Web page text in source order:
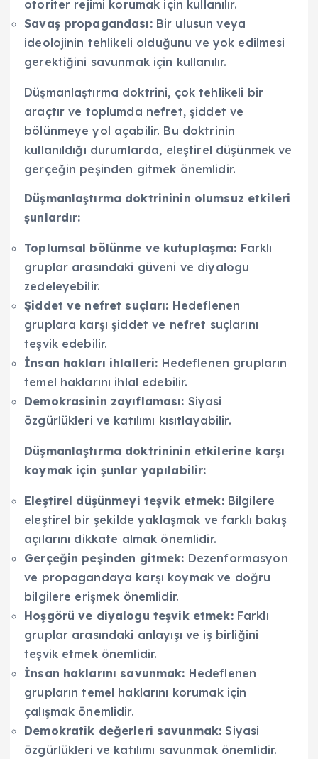
otoriter rejimi korumak için kullanılır.
Savaş propagandası:Bir ulusun veya
ideolojinin tehlikeli olduğunu ve yok edilmesi
gerektiğini savunmak için kullanılır.
Düşmanlaştırma doktrini, çok tehlikeli bir
araçtır ve toplumda nefret, şiddet ve
bölünmeye yol açabilir. Bu doktrinin
kullanıldığı durumlarda, eleştirel düşünmek ve
gerçeğin peşinden gitmek önemlidir.
Düşmanlaştırma doktrininin olumsuz etkileri
şunlardır:
Toplumsal bölünme ve kutuplaşma: Farklı
gruplar arasındaki güveni ve diyalogu
zedeleyebilir.
Şiddet ve nefret suçları: Hedeflenen
gruplara karşı şiddet ve nefret suçlarını
teşvik edebilir.
İnsan hakları ihlalleri: Hedeflenen grupların
temel haklarını ihlal edebilir.
Demokrasinin zayıflaması: Siyasi
özgürlükleri ve katılımı kısıtlayabilir.
Düşmanlaştırma doktrininin etkilerine karşı
koymak için şunlar yapılabilir:
Eleştirel düşünmeyi teşvik etmek:Bilgilere
eleştirel bir şekilde yaklaşmak ve farklı bakış
açılarını dikkate almak önemlidir.
Gerçeğin peşinden gitmek: Dezenformasyon
ve propagandaya karşı koymak ve doğru
bilgilere erişmek önemlidir.
Hoşgörü ve diyalogu teşvik etmek:Farklı
gruplar arasındaki anlayışı ve iş birliğini
teşvik etmek önemlidir.
İnsan haklarını savunmak: Hedeflenen
grupların temel haklarını korumak için
çalışmak önemlidir.
Demokratik değerleri savunmak: Siyasi
özgürlükleri ve katılımı savunmak önemlidir.